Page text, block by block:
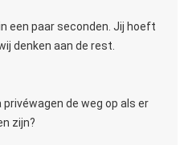
een paar seconden. Jij hoeft
denken aan de rest.
de weg op als er
zijn?